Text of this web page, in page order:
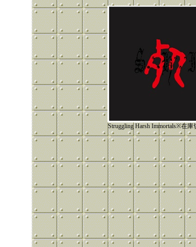
Struggling Harsh Immortals※在